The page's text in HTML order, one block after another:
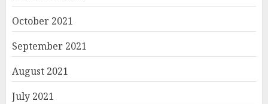
October 2021
September 2021
August 2021
July 2021